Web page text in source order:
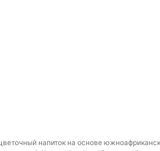
напиток на основе